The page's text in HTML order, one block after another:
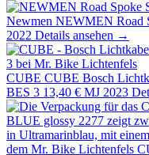
Newmen NEWMEN Road
2022 Details ansehen →
CUBE CUBE Bosch
BES 3 13,40 € MJ 2023